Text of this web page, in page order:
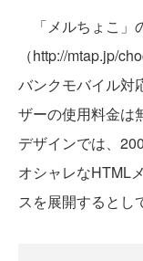
「メルちょこ」
（http://mtap.jp/
バンクモバイル対
ザーの使用料金は
デザインでは、
オシャレなHTML
スを展開するとし